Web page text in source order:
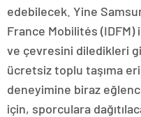
edebilecek. Yine
France Mobilités
ve çevresini diledikleri
ücretsiz toplu taşıma
deneyimine biraz
için, sporculara